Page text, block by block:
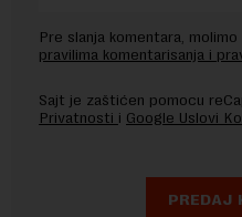
Pre slanja komentara,
pravilima komentarisanja i
Sajt je zaštićen pomocu
Privatnosti i Google Uslovi